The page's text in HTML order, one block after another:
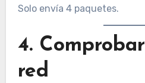
Solo envía 4 paquetes.
4.
red